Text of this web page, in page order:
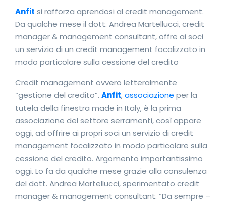
Anfit si rafforza aprendosi al credit management.
Da qualche mese il dott. Andrea Martellucci, credit
manager & management consultant, offre ai soci
un servizio di un credit management focalizzato in
modo particolare sulla cessione del credito
Credit management ovvero letteralmente
“gestione del credito”. Anfit,associazione per la
tutela della finestra made in Italy, è la prima
associazione del settore serramenti, così appare
oggi, ad offrire ai propri soci un servizio di credit
management focalizzato in modo particolare sulla
cessione del credito. Argomento importantissimo
oggi. Lo fa da qualche mese grazie alla consulenza
del dott. Andrea Martellucci, sperimentato credit
manager & management consultant. “Da sempre –